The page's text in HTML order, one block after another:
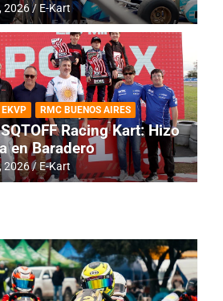
jornada
2026 E-Kart
EKVP RMC BUENOS AIRES
Racing Kart: Hizo
en Baradero
2026 E-Kart